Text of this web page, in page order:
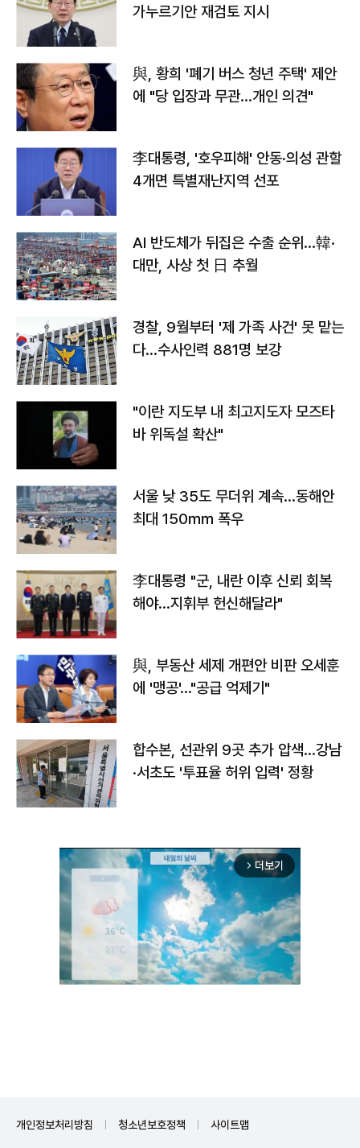
가누르기안 재검토 지시
與, 황희 '폐기 버스 청년 주택' 제안
에 "당 입장과 무관…개인 의견"
李대통령, '호우피해' 안동·의성 관할
4개면 특별재난지역 선포
AI 반도체가 뒤집은 수출 순위…韓·
대만, 사상 첫 日 추월
경찰, 9월부터 '제 가족 사건' 못 맡는
다…수사인력 881명 보강
"이란 지도부 내 최고지도자 모즈타
바 위독설 확산"
서울 낮 35도 무더위 계속…동해안
최대 150㎜ 폭우
李대통령 "군, 내란 이후 신뢰 회복
해야…지휘부 헌신해달라"
與, 부동산 세제 개편안 비판 오세훈
에 '맹공'…"공급 억제기"
합수본, 선관위 9곳 추가 압색…강남
·서초도 '투표율 허위 입력' 정황
arrow_forward_ios 더보기
개인정보처리방침 청소년보호정책 사이트맵